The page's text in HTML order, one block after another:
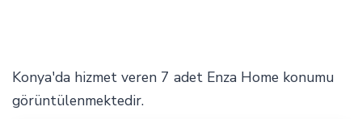
Konya'da hizmet veren 7 adet Enza Home konumu
görüntülenmektedir.